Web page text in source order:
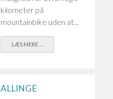
kilometer på
mountainbike uden at...
LÆS MERE …
ALLINGE